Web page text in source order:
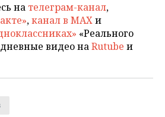
на телеграм-канал,
,канал в MAXи
«Реального
видео наRutube и